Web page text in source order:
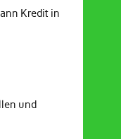
Kredit in
und